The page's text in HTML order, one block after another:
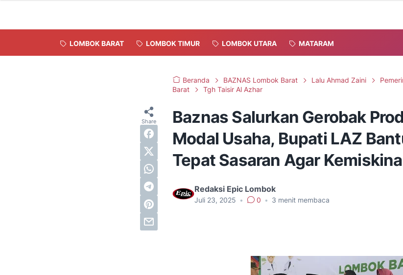
LOMBOK BARAT LOMBOK TIMUR LOMBOK UTARA MATARAM
Beranda BAZNAS Lombok Barat Lalu Ahmad Zaini
Barat
Tgh Taisir Al Azhar
Baznas Salurkan Gerobak
Modal Usaha, Bupati LAZ
Tepat Sasaran Agar
Redaksi Epic Lombok
Juli 23, 2025 • 0 • 3 menit membaca